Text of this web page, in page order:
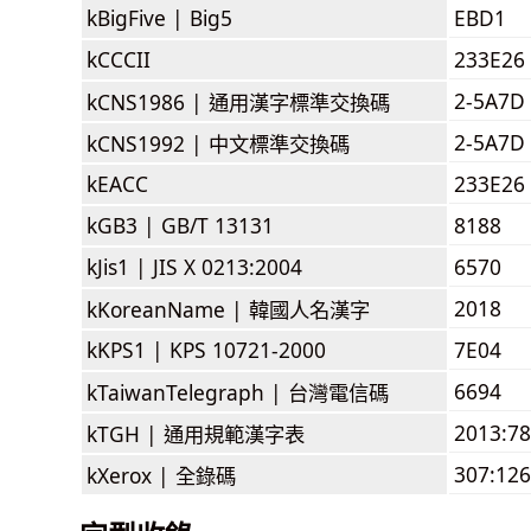
kBigFive | Big5
EBD1
kCCCII
233E26
kCNS1986 | 通用漢字標準交換碼
2-5A7D
kCNS1992 | 中文標準交換碼
2-5A7D
kEACC
233E26
kGB3 | GB/T 13131
8188
kJis1 | JIS X 0213:2004
6570
kKoreanName | 韓國人名漢字
2018
kKPS1 | KPS 10721-2000
7E04
kTaiwanTelegraph | 台灣電信碼
6694
kTGH | 通用規範漢字表
kXerox | 全錄碼 307:126